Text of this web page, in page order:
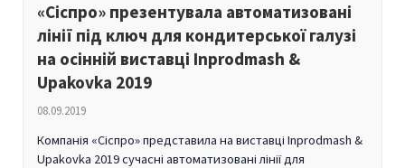
«Сіспро» презентувала автоматизовані
лінії під ключ для кондитерської галузі
на осінній виставці Inprodmash &
Upakovka 2019
08.09.2019
Компанія «Сіспро» представила на виставці Inprodmash &
Upakovka 2019 сучасні автоматизовані лінії для